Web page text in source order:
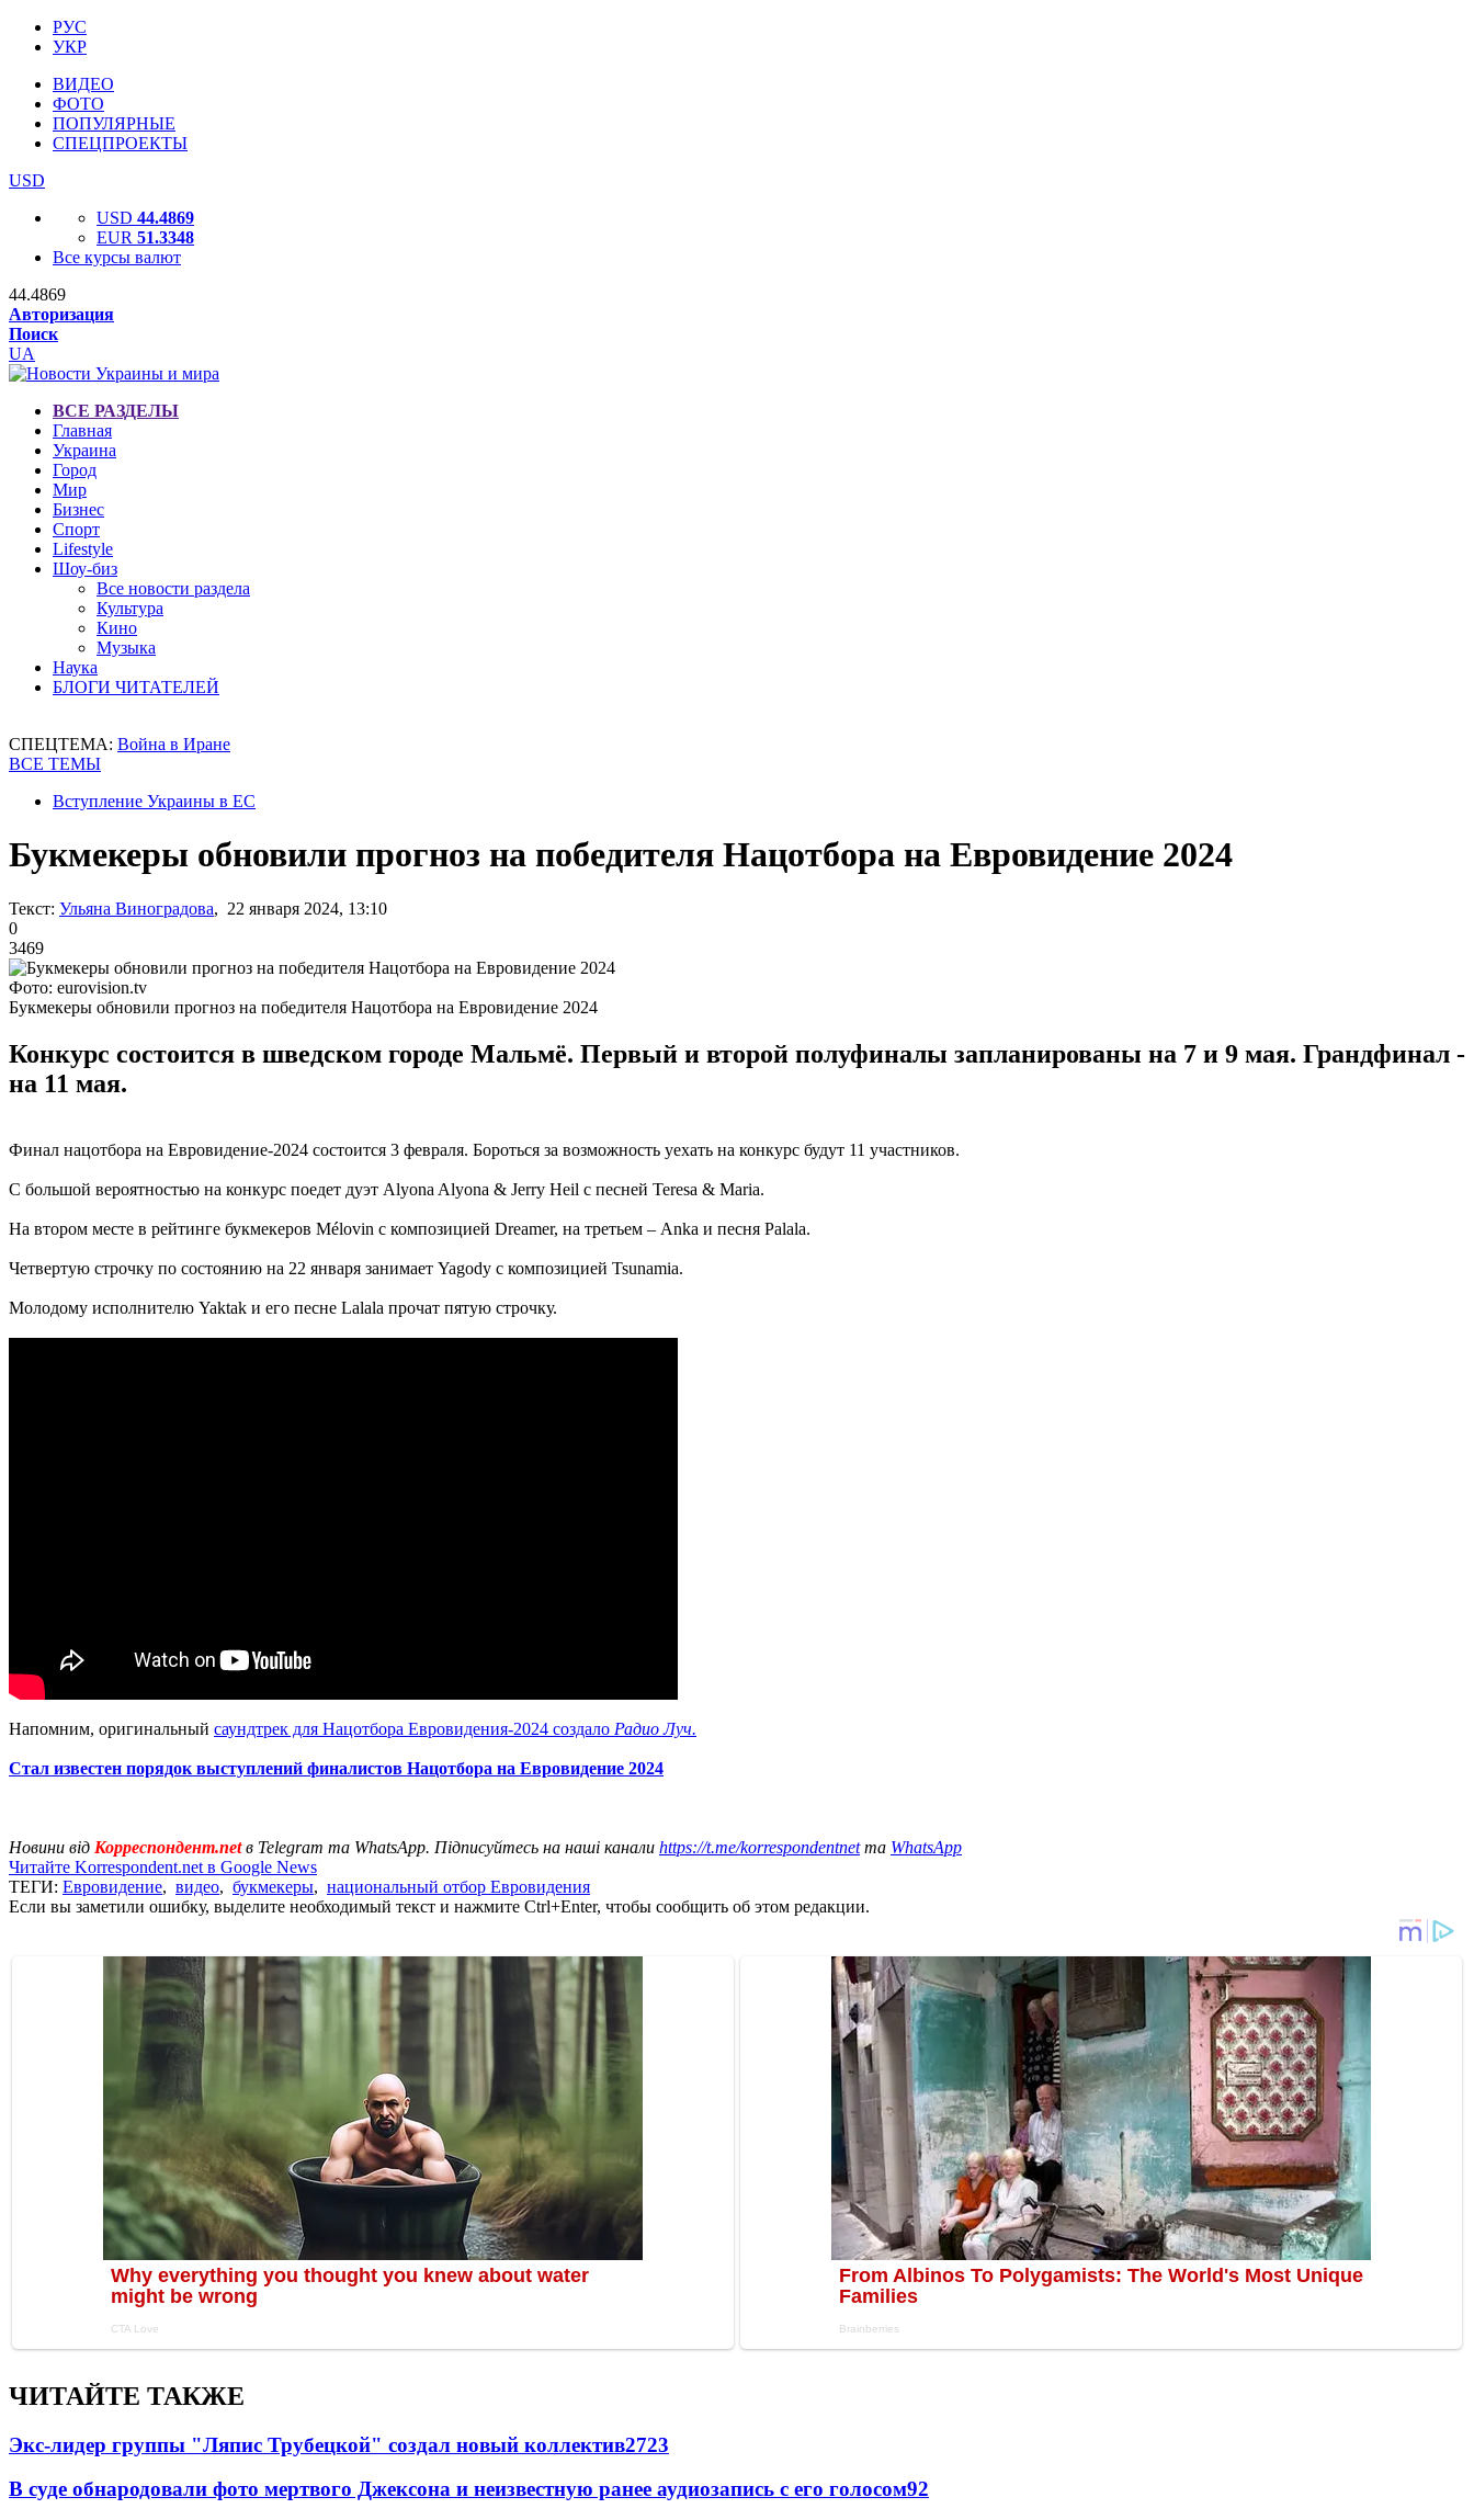
РУС
УКР
ВИДЕО
ФОТО
ПОПУЛЯРНЫЕ
СПЕЦПРОЕКТЫ
USD
USD 44.4869
EUR 51.3348
Все курсы валют
44.4869
Авторизация
Поиск
UA
ВСЕ РАЗДЕЛЫ
Главная
Украина
Город
Мир
Бизнес
Спорт
Lifestyle
Шоу-биз
Все новости раздела
Культура
Кино
Музыка
Наука
БЛОГИ ЧИТАТЕЛЕЙ
СПЕЦТЕМА: Война в Иране
ВСЕ ТЕМЫ
Вступление Украины в ЕС
Букмекеры обновили прогноз на победителя Нацотбора на Евровидение 2024
Текст: Ульяна Виноградова, 22 января 2024, 13:10
0
3469
Фото: eurovision.tv
Букмекеры обновили прогноз на победителя Нацотбора на Евровидение 2024
Конкурс состоится в шведском городе Мальмё. Первый и второй полуфиналы запланированы на 7 и 9 мая. Грандфинал -
на 11 мая.
Финал нацотбора на Евровидение-2024 состоится 3 февраля. Бороться за возможность уехать на конкурс будут 11 участников.
С большой вероятностью на конкурс поедет дуэт Alyona Alyona & Jerry Heil с песней Teresa & Maria.
На втором месте в рейтинге букмекеров Mélovin с композицией Dreamer, на третьем – Anka и песня Palala.
Четвертую строчку по состоянию на 22 января занимает Yagody с композицией Tsunamia.
Молодому исполнителю Yaktak и его песне Lalala прочат пятую строчку.
Напомним, оригинальный саундтрек для Нацотбора Евровидения-2024 создало Радио Луч.
Стал известен порядок выступлений финалистов Нацотбора на Евровидение 2024
Новини від Корреспондент.netв Telegram та WhatsApp. Підписуйтесь на наші канали https://t.me/korrespondentnetта WhatsApp
Читайте Korrespondent.net в Google News
ТЕГИ: Евровидение, видео, букмекеры, национальный отбор Евровидения
Если вы заметили ошибку, выделите необходимый текст и нажмите Ctrl+Enter, чтобы сообщить об этом редакции.
ЧИТАЙТЕ ТАКЖЕ
Экс-лидер группы "Ляпис Трубецкой" создал новый коллектив2723
В суде обнародовали фото мертвого Джексона и неизвестную ранее аудиозапись с его голосом92